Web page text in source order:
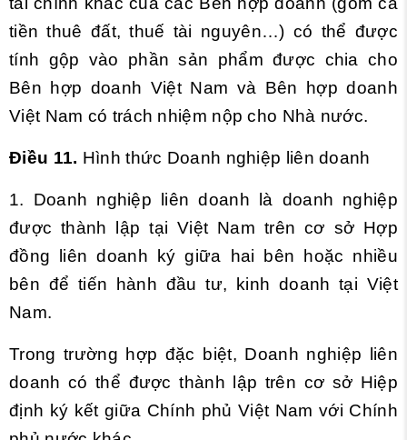
tiền thuê đất, thuế tài nguyên…) có thể được
tính gộp vào phần sản phẩm được chia cho
Bên hợp doanh Việt Nam và Bên hợp doanh
Việt Nam có trách nhiệm nộp cho Nhà nước.
Điều 11. Hình thức Doanh nghiệp liên doanh
1. Doanh nghiệp liên doanh là doanh nghiệp
được thành lập tại Việt Nam trên cơ sở Hợp
đồng liên doanh ký giữa hai bên hoặc nhiều
bên để tiến hành đầu tư, kinh doanh tại Việt
Nam.
Trong trường hợp đặc biệt, Doanh nghiệp liên
doanh có thể được thành lập trên cơ sở Hiệp
định ký kết giữa Chính phủ Việt Nam với Chính